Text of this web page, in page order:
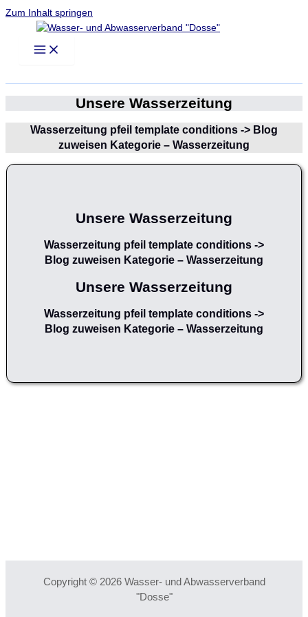
Zum Inhalt springen
Unsere Wasserzeitung
Wasserzeitung pfeil template conditions -> Blog
zuweisen Kategorie – Wasserzeitung
Unsere Wasserzeitung
Wasserzeitung pfeil template conditions ->
Blog zuweisen Kategorie – Wasserzeitung
Unsere Wasserzeitung
Wasserzeitung pfeil template conditions ->
Blog zuweisen Kategorie – Wasserzeitung
Copyright © 2026 Wasser- und Abwasserverband
"Dosse"